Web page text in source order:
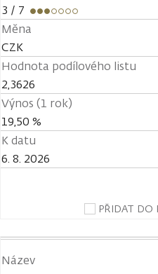
3 / 7
Měna
CZK
Hodnota podílového listu
2,3626
Výnos (1 rok)
19,50 %
K datu
6. 8. 2026
PŘIDAT DO
Název